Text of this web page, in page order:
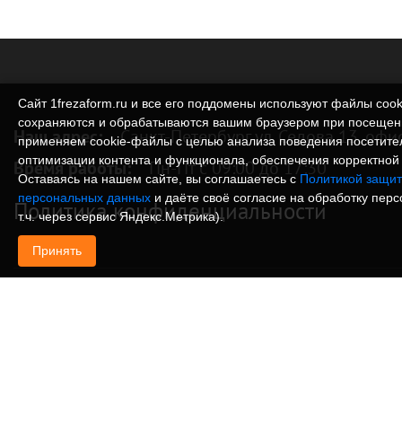
Наш адрес: Санкт-Петербург ул. Седова 13,
Время работы: Пн-Пт с 09:00 до 17:30
Политика конфиденциальности
Сайт 1frezaform.ru и все его поддомены используют файлы
сохраняются и обрабатываются вашим браузером при
применяем cookie‑файлы с целью анализа поведения
оптимизации контента и функционала, обеспечения
Оставаясь на нашем сайте, вы соглашаетесь с Политикой
персональных данных и даёте своё согласие на обработку
т.ч. через сервис Яндекс.Метрика).
Принять